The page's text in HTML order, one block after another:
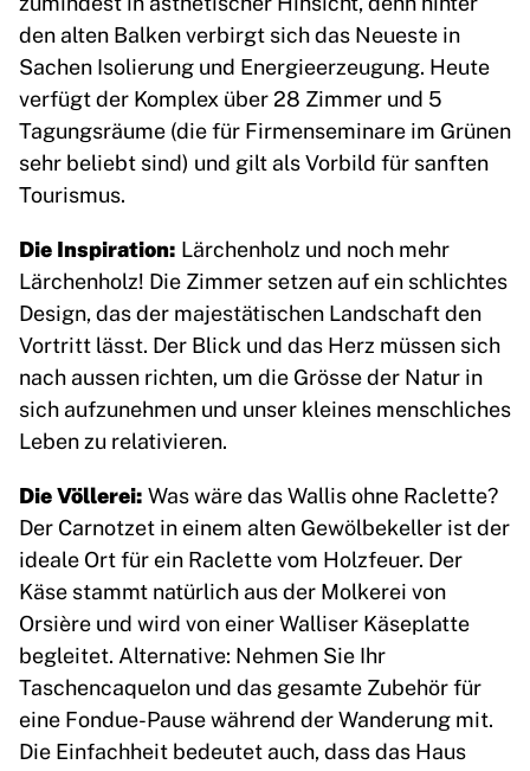
den alten Balken verbirgt sich das Neueste in
Sachen Isolierung und Energieerzeugung. Heute
verfügt der Komplex über 28 Zimmer und 5
Tagungsräume (die für Firmenseminare im Grünen
sehr beliebt sind) und gilt als Vorbild für sanften
Tourismus.
Die Inspiration: Lärchenholz und noch mehr
Lärchenholz! Die Zimmer setzen auf ein schlichtes
Design, das der majestätischen Landschaft den
Vortritt lässt. Der Blick und das Herz müssen sich
nach aussen richten, um die Grösse der Natur in
sich aufzunehmen und unser kleines menschliches
Leben zu relativieren.
Die Völlerei: Was wäre das Wallis ohne Raclette?
Der Carnotzet in einem alten Gewölbekeller ist der
ideale Ort für ein Raclette vom Holzfeuer. Der
Käse stammt natürlich aus der Molkerei von
Orsière und wird von einer Walliser Käseplatte
begleitet. Alternative: Nehmen Sie Ihr
Taschencaquelon und das gesamte Zubehör für
eine Fondue-Pause während der Wanderung mit.
Die Einfachheit bedeutet auch, dass das Haus